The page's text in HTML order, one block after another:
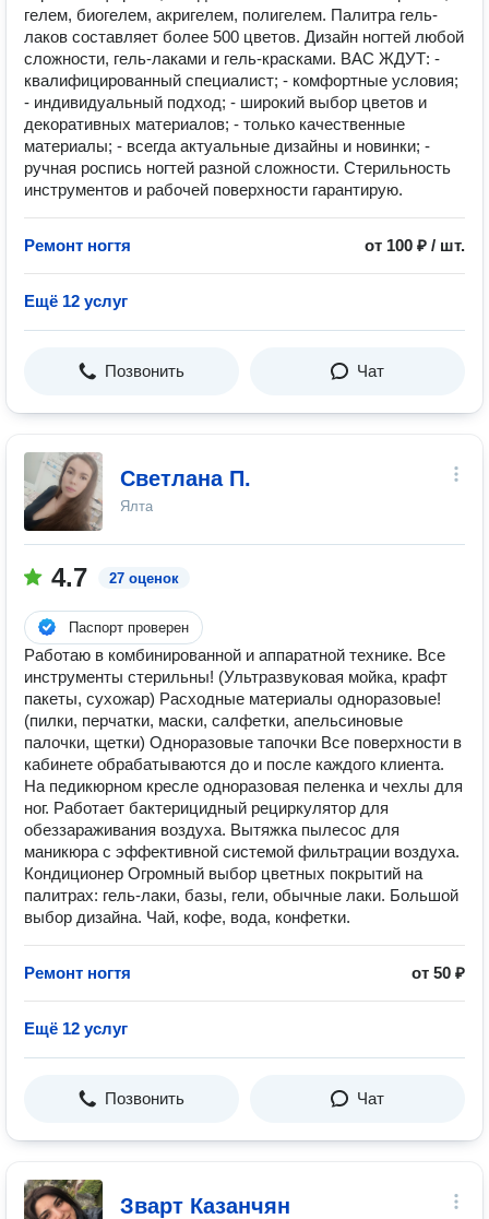
гелем, биогелем, акригелем, полигелем. Палитра гель-
лаков составляет более 500 цветов. Дизайн ногтей любой
сложности, гель-лаками и гель-красками. ВАС ЖДУТ: -
квалифицированный специалист; - комфортные условия;
- индивидуальный подход; - широкий выбор цветов и
декоративных материалов; - только качественные
материалы; - всегда актуальные дизайны и новинки; -
ручная роспись ногтей разной сложности. Стерильность
инструментов и рабочей поверхности гарантирую.
Ремонт ногтя от 100 ₽ / шт.
Ещё 12 услуг
Позвонить Чат
Светлана П.
Ялта
4.7 27 оценок
Паспорт проверен
Работаю в комбинированной и аппаратной технике. Все
инструменты стерильны! (Ультразвуковая мойка, крафт
пакеты, сухожар) Расходные материалы одноразовые!
(пилки, перчатки, маски, салфетки, апельсиновые
палочки, щетки) Одноразовые тапочки Все поверхности в
кабинете обрабатываются до и после каждого клиента.
На педикюрном кресле одноразовая пеленка и чехлы для
ног. Работает бактерицидный рециркулятор для
обеззараживания воздуха. Вытяжка пылесос для
маникюра с эффективной системой фильтрации воздуха.
Кондиционер Огромный выбор цветных покрытий на
палитрах: гель-лаки, базы, гели, обычные лаки. Большой
выбор дизайна. Чай, кофе, вода, конфетки.
Ремонт ногтя от 50 ₽
Ещё 12 услуг
Позвонить Чат
Зварт Казанчян